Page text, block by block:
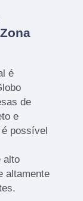
é
de
e
possível
alto
altamente